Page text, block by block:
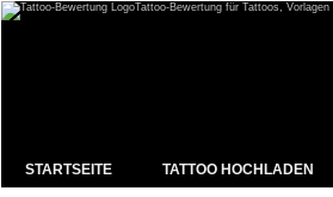
Tattoo-Bewertung für Tattoos,
STARTSEITE TATTOO HOCHLADEN